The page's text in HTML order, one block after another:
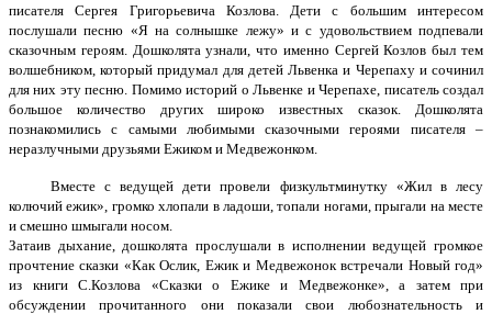
писателя Сергея Григорьевича Козлова. Дети с большим интересом
послушали песню «Я на солнышке лежу» и с удовольствием подпевали
сказочным героям. Дошколята узнали, что именно Сергей Козлов был тем
волшебником, который придумал для детей Львенка и Черепаху и сочинил
для них эту песню. Помимо историй о Львенке и Черепахе, писатель создал
большое количество других широко известных сказок. Дошколята
познакомились с самыми любимыми сказочными героями писателя –
неразлучными друзьями Ежиком и Медвежонком.
Вместе с ведущей дети провели физкультминутку «Жил в лесу
колючий ежик», громко хлопали в ладоши, топали ногами, прыгали на месте
и смешно шмыгали носом.
Затаив дыхание, дошколята прослушали в исполнении ведущей громкое
прочтение сказки «Как Ослик, Ежик и Медвежонок встречали Новый год»
из книги С.Козлова «Сказки о Ежике и Медвежонке», а затем при
обсуждении прочитанного они показали свои любознательность и